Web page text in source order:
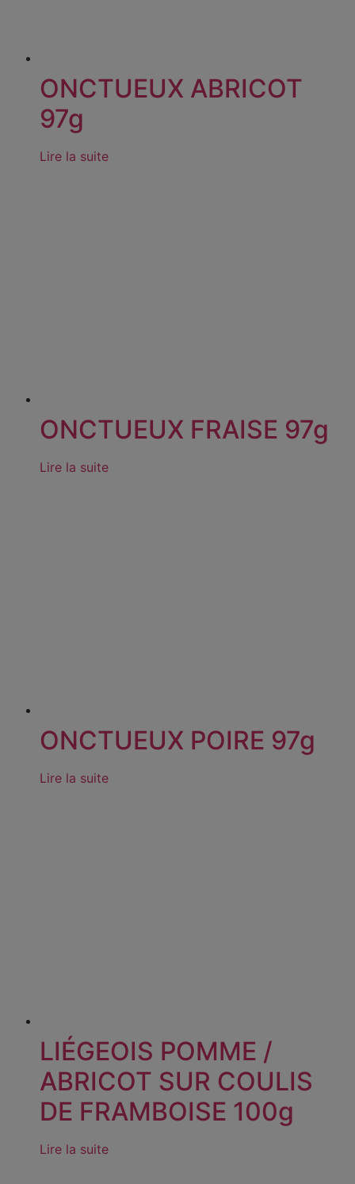
ONCTUEUX ABRICOT
97g
Lire la suite
ONCTUEUX FRAISE 97g
Lire la suite
ONCTUEUX POIRE 97g
Lire la suite
LIÉGEOIS POMME /
ABRICOT SUR COULIS
DE FRAMBOISE 100g
Lire la suite